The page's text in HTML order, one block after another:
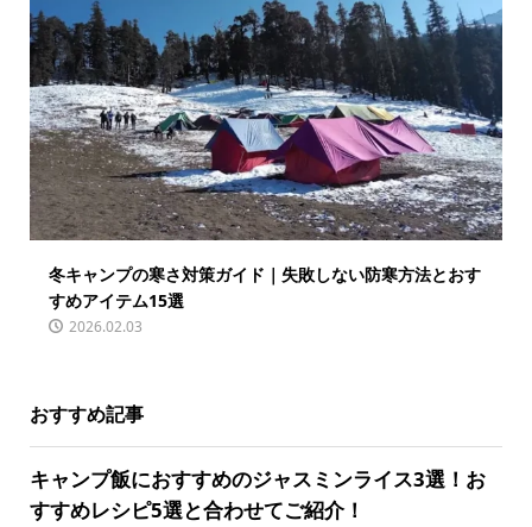
冬キャンプの寒さ対策ガイド｜失敗しない防寒方法とおす
すめアイテム15選
2026.02.03
おすすめ記事
キャンプ飯におすすめのジャスミンライス3選！お
すすめレシピ5選と合わせてご紹介！